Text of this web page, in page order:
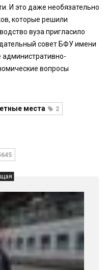
И это даже необязательно
которые решили
вуза пригласило
совет БФУ имени
вопросы
места 2